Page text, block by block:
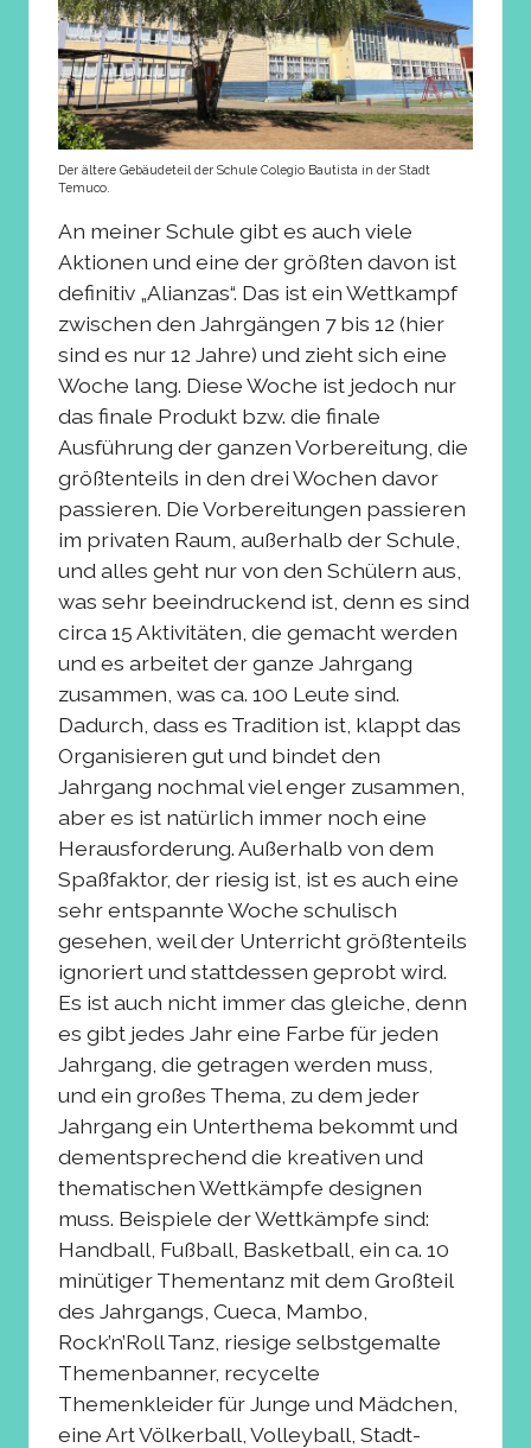
Der ältere Gebäudeteil der Schule Colegio Bautista in der Stadt
Temuco.
An meiner Schule gibt es auch viele
Aktionen und eine der größten davon ist
definitiv „Alianzas“. Das ist ein Wettkampf
zwischen den Jahrgängen 7 bis 12 (hier
sind es nur 12 Jahre) und zieht sich eine
Woche lang. Diese Woche ist jedoch nur
das finale Produkt bzw. die finale
Ausführung der ganzen Vorbereitung, die
größtenteils in den drei Wochen davor
passieren. Die Vorbereitungen passieren
im privaten Raum, außerhalb der Schule,
und alles geht nur von den Schülern aus,
was sehr beeindruckend ist, denn es sind
circa 15 Aktivitäten, die gemacht werden
und es arbeitet der ganze Jahrgang
zusammen, was ca. 100 Leute sind.
Dadurch, dass es Tradition ist, klappt das
Organisieren gut und bindet den
Jahrgang nochmal viel enger zusammen,
aber es ist natürlich immer noch eine
Herausforderung. Außerhalb von dem
Spaßfaktor, der riesig ist, ist es auch eine
sehr entspannte Woche schulisch
gesehen, weil der Unterricht größtenteils
ignoriert und stattdessen geprobt wird.
Es ist auch nicht immer das gleiche, denn
es gibt jedes Jahr eine Farbe für jeden
Jahrgang, die getragen werden muss,
und ein großes Thema, zu dem jeder
Jahrgang ein Unterthema bekommt und
dementsprechend die kreativen und
thematischen Wettkämpfe designen
muss. Beispiele der Wettkämpfe sind:
Handball, Fußball, Basketball, ein ca. 10
minütiger Thementanz mit dem Großteil
des Jahrgangs, Cueca, Mambo,
Rock’n’Roll Tanz, riesige selbstgemalte
Themenbanner, recycelte
Themenkleider für Junge und Mädchen,
eine Art Völkerball, Volleyball, Stadt-